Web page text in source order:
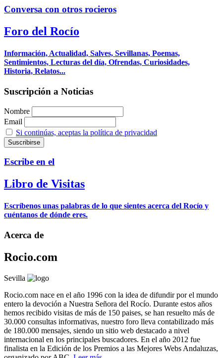
Conversa con otros rocieros
Foro del Rocío
Información, Actualidad, Salves, Sevillanas, Poemas,
Sentimientos, Lecturas del día, Ofrendas, Curiosidades,
Historia, Relatos...
Suscripción a Noticias
Nombre
Email
Si continúas, aceptas la política de privacidad
Escribe en el
Libro de Visitas
Escríbenos unas palabras de lo que sientes acerca del Rocío y
cuéntanos de dónde eres.
Acerca de
Rocio.com
Sevilla
Rocio.com nace en el año 1996 con la idea de difundir por el mundo
entero la devoción a Nuestra Señora del Rocío. Durante estos años
hemos recibido visitas de más de 150 paises, se han resuelto más de
30.000 consultas informativas, nuestro foro lleva contabilizado más
de 180.000 mensajes, siendo un sitio web destacado a nivel
internacional en los principales buscadores. En el año 2012 fue
finalista en la Edición de los Premios a las Mejores Webs Andaluzas,